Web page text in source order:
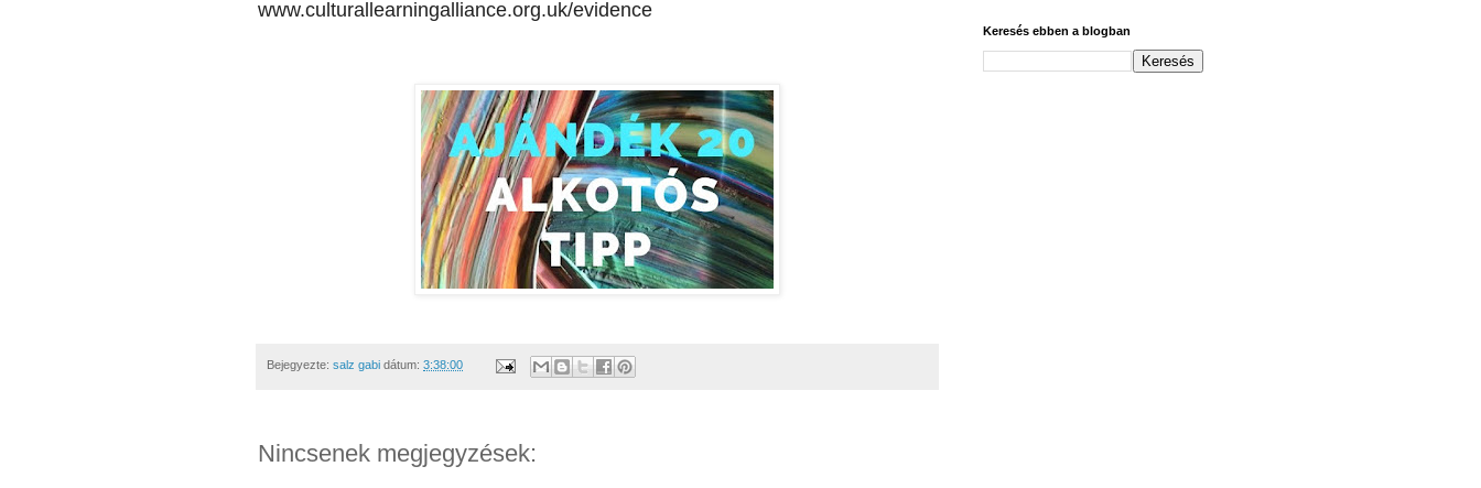
www.culturallearningalliance.org.uk/evidence
Bejegyezte: salz gabi dátum: 3:38:00
Nincsenek megjegyzések:
Keresés ebben a blogban